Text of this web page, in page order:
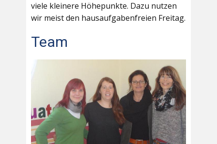
viele kleinere Höhepunkte. Dazu nutzen
wir meist den hausaufgabenfreien Freitag.
Team